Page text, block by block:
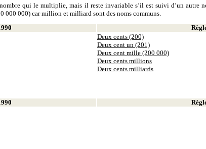
qui le multiplie, mais il reste invariable s’il est suivi d’un autre
000) car million et milliard sont des noms communs.
Deux cents (200)
Deux cent un (201)
Deux cent mille (200 000)
Deux cents millions
Deux cents milliards